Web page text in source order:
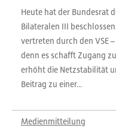
Heute hat der Bundesrat
Bilateralen III
vertreten durch den VSE
denn es schafft Zugang
erhöht die Netzstabilität
Beitrag zu einer...
Medienmitteilung